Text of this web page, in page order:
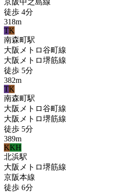
京阪中之島線
徒歩 4分
318m
TK
南森町駅
大阪メトロ谷町線
大阪メトロ堺筋線
徒歩 5分
382m
TK
南森町駅
大阪メトロ谷町線
大阪メトロ堺筋線
徒歩 5分
389m
KKH
北浜駅
大阪メトロ堺筋線
京阪本線
徒歩 6分